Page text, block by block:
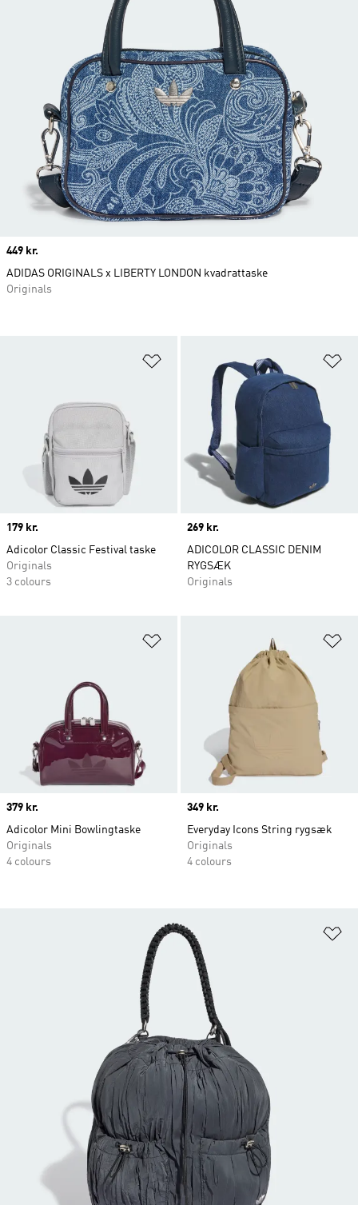
Price
179 kr.
Adicolor Classic Festival taske
Originals
3 colours
Price
269 kr.
ADICOLOR CLASSIC DENIM
RYGSÆK
Originals
Price
379 kr.
Adicolor Mini Bowlingtaske
Originals
4 colours
Price
349 kr.
Everyday Icons String rygsæk
Originals
4 colours
Price
449 kr.
ADIDAS ORIGINALS x LIBERTY LONDON kvadrattaske
Originals